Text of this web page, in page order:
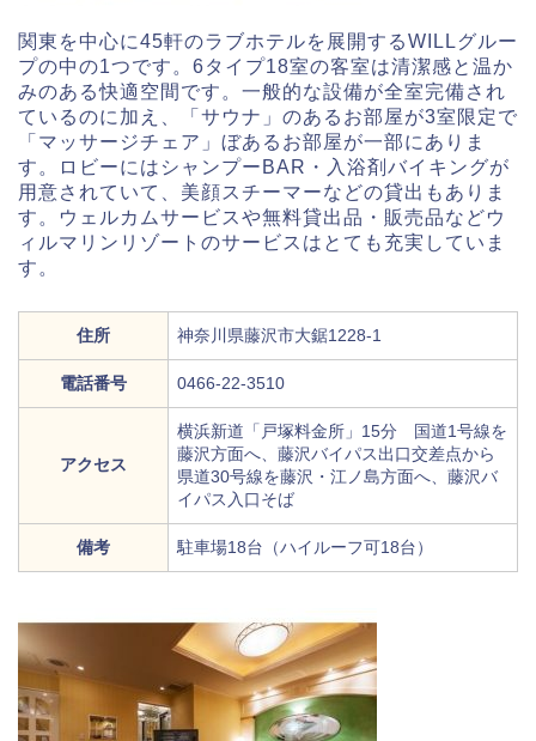
関東を中心に45軒のラブホテルを展開するWILLグルー
プの中の1つです。6タイプ18室の客室は清潔感と温か
みのある快適空間です。一般的な設備が全室完備され
ているのに加え、「サウナ」のあるお部屋が3室限定で
「マッサージチェア」ぼあるお部屋が一部にありま
す。ロビーにはシャンプーBAR・入浴剤バイキングが
用意されていて、美顔スチーマーなどの貸出もありま
す。ウェルカムサービスや無料貸出品・販売品などウ
ィルマリンリゾートのサービスはとても充実していま
す。
住所 神奈川県藤沢市大鋸1228-1
電話番号 0466-22-3510
アクセス
横浜新道「戸塚料金所」15分 国道1号線を
藤沢方面へ、藤沢バイパス出口交差点から
県道30号線を藤沢・江ノ島方面へ、藤沢バ
イパス入口そば
備考 駐車場18台（ハイルーフ可18台）